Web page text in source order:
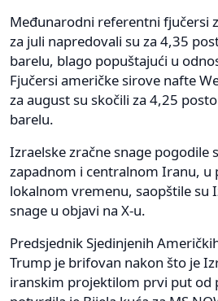
Međunarodni referentni fjučersi
za juli napredovali su za 4,35
barelu, blago popuštajući u
Fjučersi američke sirove nafte
za august su skočili za 4,25
barelu.
Izraelske zračne snage pogodile
zapadnom i centralnom Iranu, u
lokalnom vremenu, saopštile su
snage u objavi na X-u.
Predsjednik Sjedinjenih
Trump je brifovan nakon što je
iranskim projektilom prvi put od